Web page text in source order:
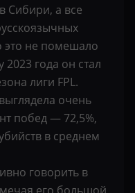
Сибири, а все
это не помешало
года он стал
лиги FPL.
очень
побед — 72,5%,
в среднем
говорить в
его большой